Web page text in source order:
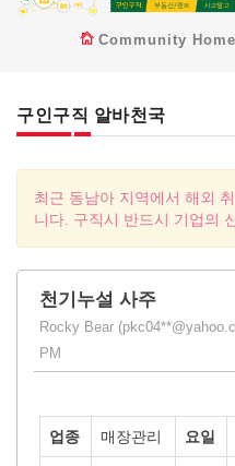
Community Home
구인구직 알바천국
최근 동남아 지역에서 해외
니다. 구직시 반드시 기업의
천기누설 사주
Rocky Bear
PM
업종 매장관리 요일